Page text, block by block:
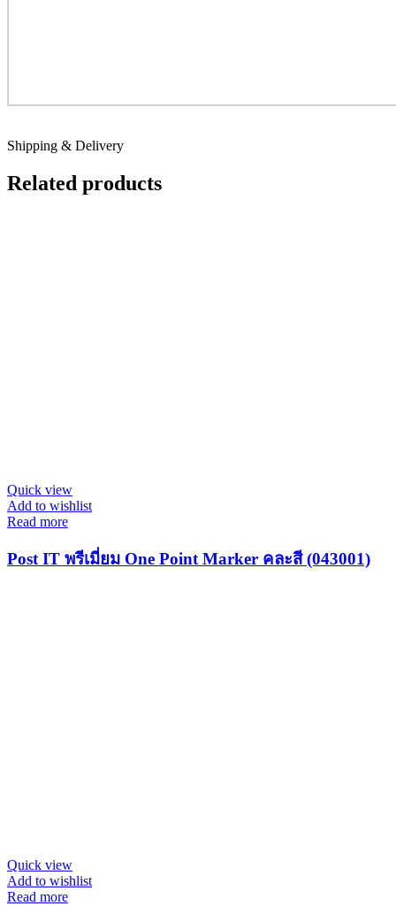
Shipping & Delivery
Related products
Quick view
Add to wishlist
Read more
Post IT พรีเมี่ยม One Point Marker คละสี (043001)
Quick view
Add to wishlist
Read more